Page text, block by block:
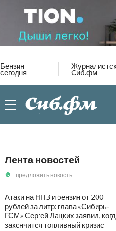
Бензин
сегодня Сиб.фм
Лента новостей
предложить новость
Атаки на НПЗ и бензин от 200
рублей за литр: глава «Сибирь-
ГСМ» Сергей Лацких заявил,
закончится топливный кризис